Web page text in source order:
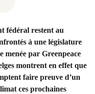
fédéral restent au
à une législature
menée par Greenpeace
montrent en effet que
faire preuve d’un
ces prochaines